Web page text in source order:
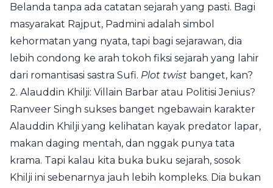
Belanda tanpa ada catatan sejarah yang pasti. Bagi
masyarakat Rajput, Padmini adalah simbol
kehormatan yang nyata, tapi bagi sejarawan, dia
lebih condong ke arah tokoh fiksi sejarah yang lahir
dari romantisasi sastra Sufi. Plot twist banget, kan?
2. Alauddin Khilji: Villain Barbar atau Politisi Jenius?
Ranveer Singh sukses banget ngebawain karakter
Alauddin Khilji yang kelihatan kayak predator lapar,
makan daging mentah, dan nggak punya tata
krama. Tapi kalau kita buka buku sejarah, sosok
Khilji ini sebenarnya jauh lebih kompleks. Dia bukan